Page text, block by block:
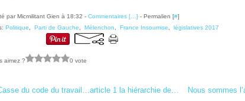
par Micmilitant Gien à 18:32 - Commentaires [ ] - Permalien [#]
Politique Parti de Gauche Mélenchon France Insoumise législatives 2017
aimez ? 0 vote
Casse du code du travail…article 1 la hiérarchie des normes